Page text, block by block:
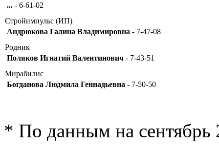
... - 6-61-02
Стройимпульс (ИП)
Андрюкова Галина Владимировна - 7-47-08
Родник
Поляков Игнатий Валентинович - 7-43-51
Мирабилис
Богданова Людмила Геннадьевна - 7-50-50
* По данным на сентябрь